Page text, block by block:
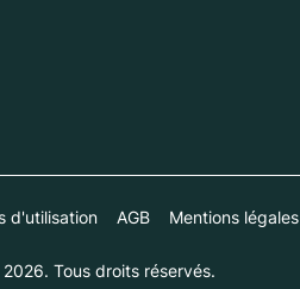
d'utilisation AGB Mentions légales
Tous droits réservés.